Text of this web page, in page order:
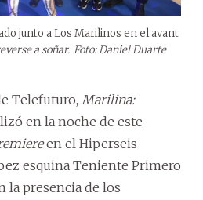
junto a Los Marilinos en el avant
a soñar. Foto: Daniel Duarte
Telefuturo, Marilina:
en la noche de este
en el Hiperseis
esquina Teniente Primero
la presencia de los